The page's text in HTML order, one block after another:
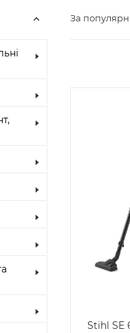
За
Stihl SE